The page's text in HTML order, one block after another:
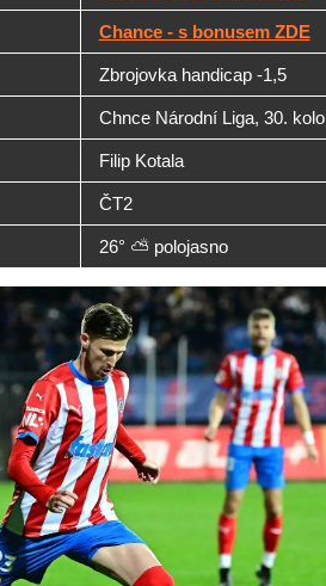
Chance - s bonusem ZDE
Zbrojovka handicap -1,5
Chnce Národní Liga, 30. kolo
Filip Kotala
ČT2
26° ⛅ polojasno